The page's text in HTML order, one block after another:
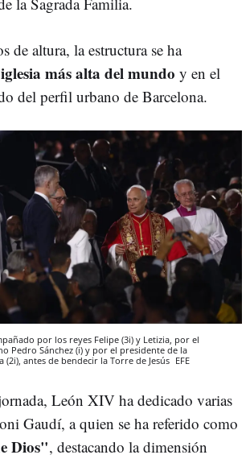
de altura, la estructura se ha
más alta del mundo y en el
del perfil urbano de Barcelona.
por los reyes Felipe (3i) y Letizia, por el
Pedro Sánchez (i) y por el presidente de la
(2i), antes de bendecir la Torre de Jesús EFE
León XIV ha dedicado varias
Gaudí, a quien se ha referido como
Dios", destacando la dimensión